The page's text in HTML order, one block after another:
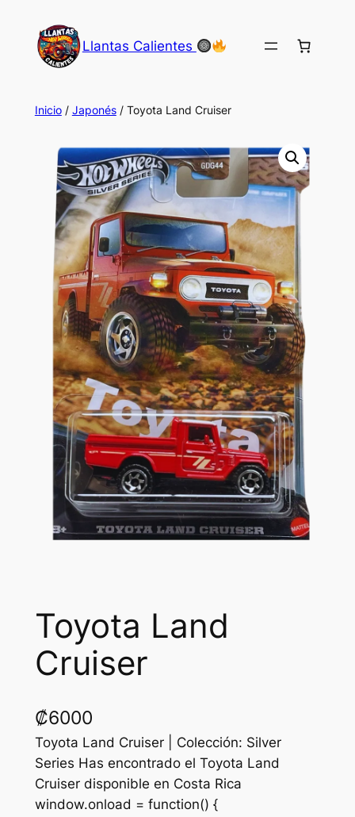
contenido
Llantas Calientes
Inicio/ Japonés/ Toyota Land Cruiser
Toyota Land
Cruiser
₡6000
Toyota Land Cruiser | Colección: Silver
Series Has encontrado el Toyota Land
Cruiser disponible en Costa Rica
window.onload = function() {